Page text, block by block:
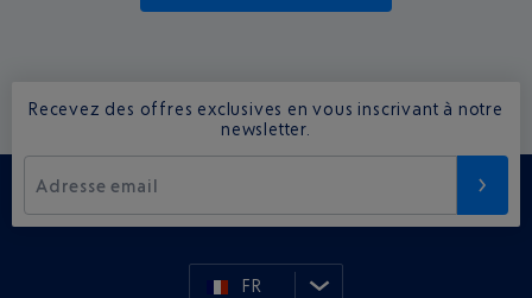
Recevez des offres exclusives en vous inscrivant à notre
newsletter.
Adresse email
FR